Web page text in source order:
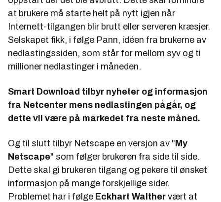
at brukere må starte helt på nytt igjen når
Internett-tilgangen blir brutt eller serveren kræsjer.
Selskapet fikk, i følge Pann, idéen fra brukerne av
nedlastingssiden, som står for mellom syv og ti
millioner nedlastinger i måneden.
Smart Download tilbyr nyheter og informasjon
fra Netcenter mens nedlastingen pågår, og
dette vil være på markedet fra neste måned.
Og til slutt tilbyr Netscape en versjon av "My
Netscape" som følger brukeren fra side til side.
Dette skal gi brukeren tilgang og pekere til ønsket
informasjon på mange forskjellige sider.
Problemet har i følge Eckhart Walther vært at